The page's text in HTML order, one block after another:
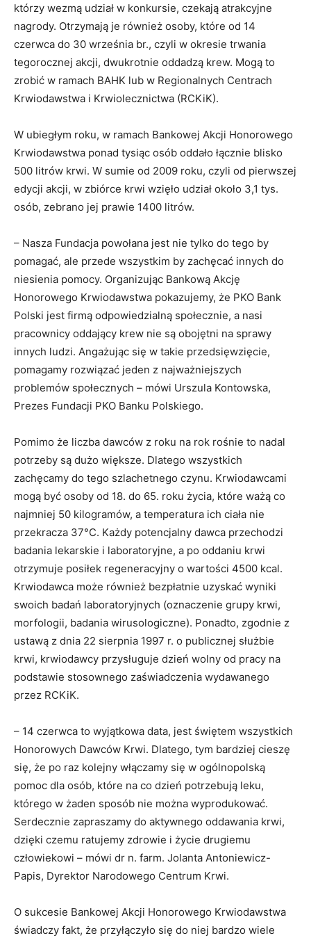
którzy wezmą udział w konkursie, czekają atrakcyjne
nagrody. Otrzymają je również osoby, które od 14
czerwca do 30 września br., czyli w okresie trwania
tegorocznej akcji, dwukrotnie oddadzą krew. Mogą to
zrobić w ramach BAHK lub w Regionalnych Centrach
Krwiodawstwa i Krwiolecznictwa (RCKiK).
W ubiegłym roku, w ramach Bankowej Akcji Honorowego
Krwiodawstwa ponad tysiąc osób oddało łącznie blisko
500 litrów krwi. W sumie od 2009 roku, czyli od pierwszej
edycji akcji, w zbiórce krwi wzięło udział około 3,1 tys.
osób, zebrano jej prawie 1400 litrów.
– Nasza Fundacja powołana jest nie tylko do tego by
pomagać, ale przede wszystkim by zachęcać innych do
niesienia pomocy. Organizując Bankową Akcję
Honorowego Krwiodawstwa pokazujemy, że PKO Bank
Polski jest firmą odpowiedzialną społecznie, a nasi
pracownicy oddający krew nie są obojętni na sprawy
innych ludzi. Angażując się w takie przedsięwzięcie,
pomagamy rozwiązać jeden z najważniejszych
problemów społecznych – mówi Urszula Kontowska,
Prezes Fundacji PKO Banku Polskiego.
Pomimo że liczba dawców z roku na rok rośnie to nadal
potrzeby są dużo większe. Dlatego wszystkich
zachęcamy do tego szlachetnego czynu. Krwiodawcami
mogą być osoby od 18. do 65. roku życia, które ważą co
najmniej 50 kilogramów, a temperatura ich ciała nie
przekracza 37°C. Każdy potencjalny dawca przechodzi
badania lekarskie i laboratoryjne, a po oddaniu krwi
otrzymuje posiłek regeneracyjny o wartości 4500 kcal.
Krwiodawca może również bezpłatnie uzyskać wyniki
swoich badań laboratoryjnych (oznaczenie grupy krwi,
morfologii, badania wirusologiczne). Ponadto, zgodnie z
ustawą z dnia 22 sierpnia 1997 r. o publicznej służbie
krwi, krwiodawcy przysługuje dzień wolny od pracy na
podstawie stosownego zaświadczenia wydawanego
przez RCKiK.
– 14 czerwca to wyjątkowa data, jest świętem wszystkich
Honorowych Dawców Krwi. Dlatego, tym bardziej cieszę
się, że po raz kolejny włączamy się w ogólnopolską
pomoc dla osób, które na co dzień potrzebują leku,
którego w żaden sposób nie można wyprodukować.
Serdecznie zapraszamy do aktywnego oddawania krwi,
dzięki czemu ratujemy zdrowie i życie drugiemu
człowiekowi – mówi dr n. farm. Jolanta Antoniewicz-
Papis, Dyrektor Narodowego Centrum Krwi.
O sukcesie Bankowej Akcji Honorowego Krwiodawstwa
świadczy fakt, że przyłączyło się do niej bardzo wiele